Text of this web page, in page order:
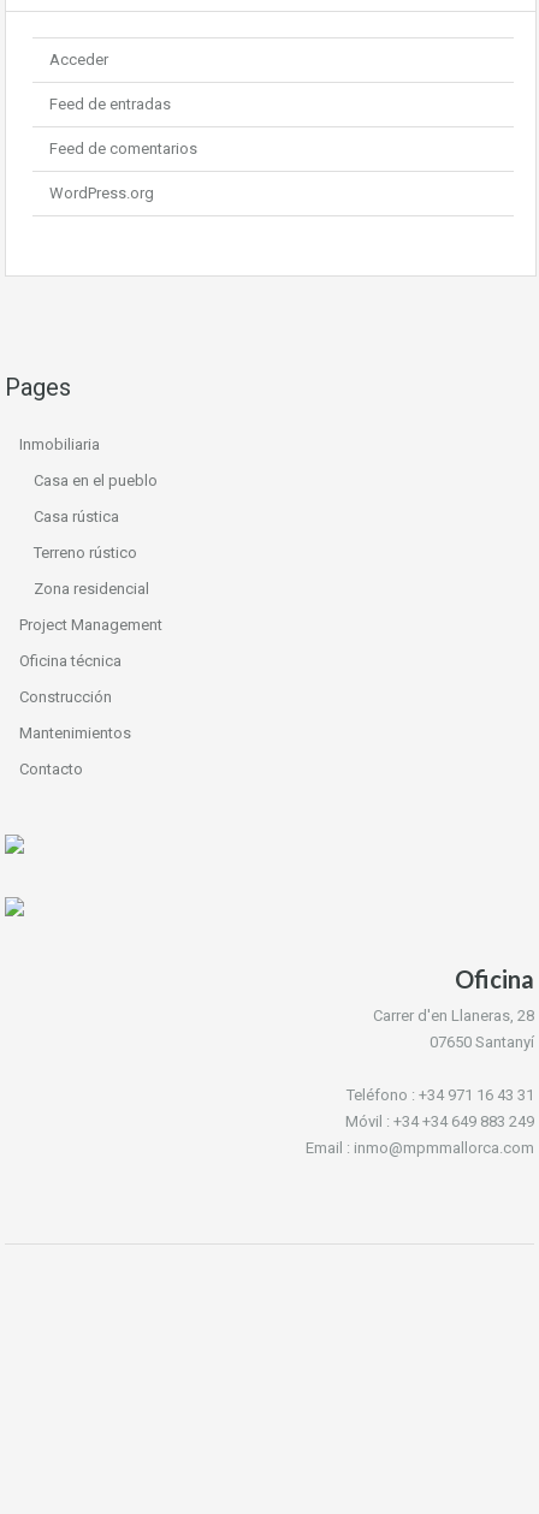
Acceder
Feed de entradas
Feed de comentarios
WordPress.org
Pages
Inmobiliaria
Casa en el pueblo
Casa rústica
Terreno rústico
Zona residencial
Project Management
Oficina técnica
Construcción
Mantenimientos
Contacto
Oficina
Carrer d'en Llaneras, 28
07650 Santanyí
Teléfono : +34 971 16 43 31
Móvil : +34 +34 649 883 249
Email : inmo@mpmmallorca.com